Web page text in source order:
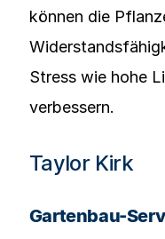
können die
Stress wie hohe
verbessern.
Taylor Kirk
Gartenbau-